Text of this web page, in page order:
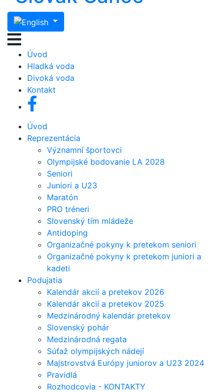
Úvod
Hladká voda
Divoká voda
Kontakt
Úvod
Reprezentácia
Významní športovci
Olympijské bodovanie LA 2028
Seniori
Juniori a U23
Maratón
PRO tréneri
Slovenský tím mládeže
Antidoping
Organizačné pokyny k pretekom seniori
Organizačné pokyny k pretekom juniori a
kadeti
Podujatia
Kalendár akcií a pretekov 2026
Kalendár akcií a pretekov 2025
Medzinárodný kalendár pretekov
Slovenský pohár
Medzinárodná regata
Súťaž olympijských nádejí
Majstrovstvá Európy juniorov a U23 2024
Pravidlá
Rozhodcovia - KONTAKTY